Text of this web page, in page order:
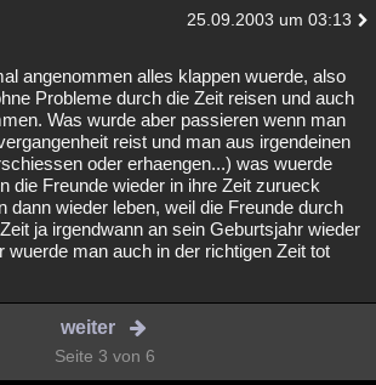
25.09.2003 um 03:13
angenommen alles klappen wuerde, also
Probleme durch die Zeit reisen und auch
Was wurde aber passieren wenn man
reist und man aus irgendeinen
oder erhaengen...) was wuerde
die Freunde wieder in ihre Zeit zurueck
dann wieder leben, weil die Freunde durch
ja irgendwann an sein Geburtsjahr wieder
wuerde man auch in der richtigen Zeit tot
weiter
Seite 3 von 6